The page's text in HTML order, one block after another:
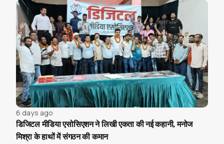
6 days ago
डिजिटल मीडिया एसोसिएशन ने लिखी एकता की नई कहानी, मनोज
मिश्रा के हाथों में संगठन की कमान